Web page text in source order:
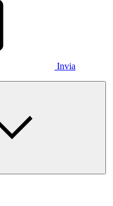
Invia